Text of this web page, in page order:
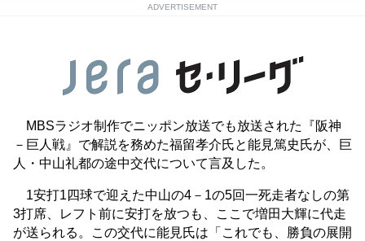
ADVERTISEMENT
MBSラジオ制作でニッポン放送でも放送された『阪神
－巨人戦』で解説を務めた福留孝介氏と能見篤史氏が、巨
人・中山礼都の途中交代について言及した。
1安打1四球で迎えた中山の4－1の5回一死走者なしの第
3打席、レフト前に安打を放つも、ここで増田大輝に代走
が送られる。この交代に能見氏は「これでも、勝負の展開